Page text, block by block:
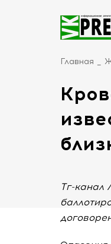
Главная
Тг-канал